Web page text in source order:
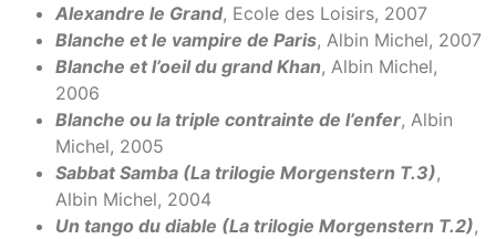
Alexandre le Grand, Ecole des Loisirs, 2007
Blanche et le vampire de Paris, Albin Michel, 2007
Blanche et l’oeil du grand Khan, Albin Michel,
2006
Blanche ou la triple contrainte de l’enfer, Albin
Michel, 2005
Sabbat Samba (La trilogie Morgenstern T.3),
Albin Michel, 2004
Un tango du diable (La trilogie Morgenstern T.2),